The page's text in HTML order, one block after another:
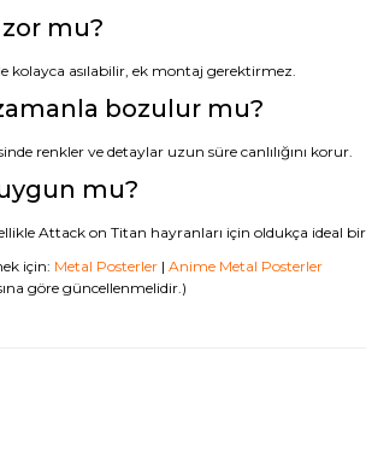
mu?
kolayca asılabilir, ek montaj gerektirmez.
bozulur mu?
renkler ve detaylar uzun süre canlılığını korur.
mu?
Attack on Titan hayranları için oldukça ideal
için: Metal Posterler| Anime Metal Posterler
göre güncellenmelidir.)